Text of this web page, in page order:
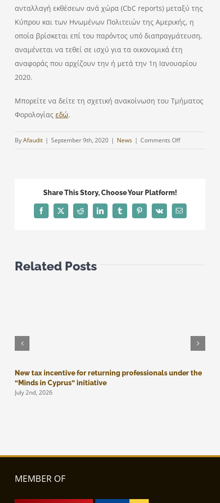
ανταλλαγή εκθέσεων ανά χώρα (CbC reports) μεταξύ της
Κύπρου και των Ηνωμένων Πολιτειών της Αμερικής, η
οποία βρίσκεται επί του παρόντος υπό διαπραγμάτευση,
αναμένεται να τεθεί σε ισχύ για τα οικονομικά έτη
αναφοράς που αρχίζουν την ή μετά την 1η Ιανουαρίου
2020.
Μπορείτε να δείτε τη σχετική ανακοίνωση του Τμήματος
Φορολογίας εδώ.
ByAfaudit | September 9th, 2020 | News | Comments Offon
μεταξύ
Share This Story, Choose Your Platform!
FacebookTwitterReddit LinkedInTumblrPinterest
Vk Email
Related Posts
New tax incentive for returning professionals under the
“Minds in Cyprus” initiative
July 2nd, 2026
MEMBER OF